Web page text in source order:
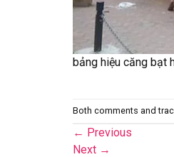
bảng hiệu căng bạt
Both comments and
← Previous
Next →